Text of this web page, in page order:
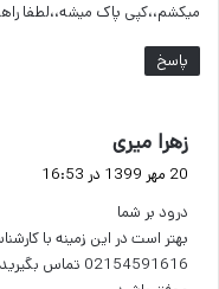
میکشم،،کپی پاک میشه،،لطفا
پاسخ
زهرا میری
ف
20 مهر 1399 در 16:53
درود بر شما
بهتر است در این زمینه با
02154591616 تماس بگیرید